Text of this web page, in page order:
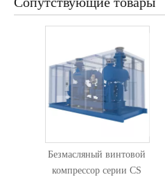
Безмасляный винтовой
компрессор серии CS